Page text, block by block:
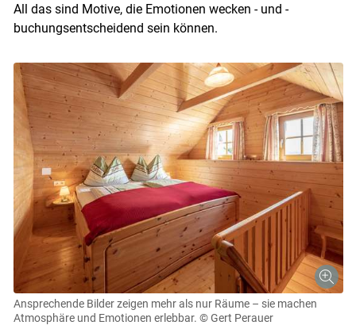
All das sind Motive, die Emotionen wecken - und ­
buchungsentscheidend sein können.
Ansprechende Bilder zeigen mehr als nur Räume – sie machen
Atmosphäre und Emotionen erlebbar. © Gert Perauer